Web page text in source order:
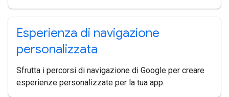
Esperienza di navigazione
personalizzata
Sfrutta i percorsi di navigazione di Google per creare
esperienze personalizzate per la tua app.